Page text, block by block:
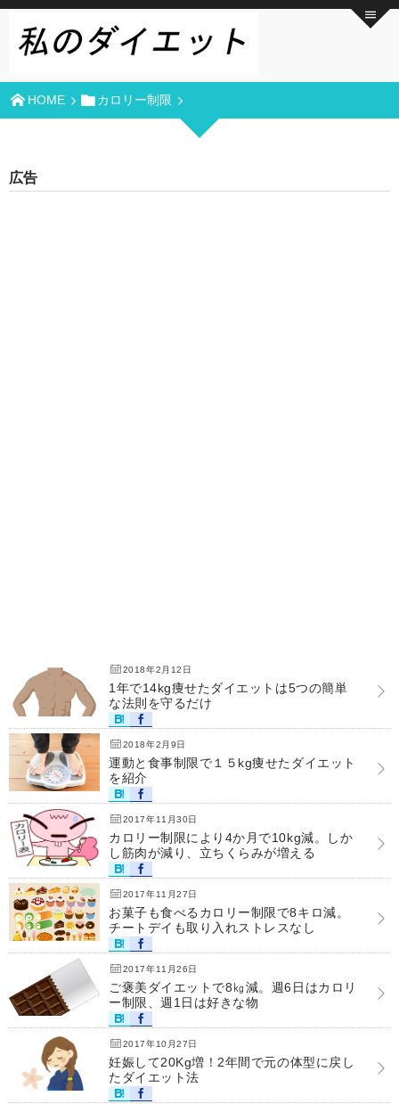
HOME カロリー制限
広告
2018年2月12日
1年で14kg痩せたダイエットは5つの簡単
な法則を守るだけ
2018年2月9日
運動と食事制限で１５kg痩せたダイエット
を紹介
2017年11月30日
カロリー制限により4か月で10kg減。しか
し筋肉が減り、立ちくらみが増える
2017年11月27日
お菓子も食べるカロリー制限で8キロ減。
チートデイも取り入れストレスなし
2017年11月26日
ご褒美ダイエットで8㎏減。週6日はカロリ
ー制限、週1日は好きな物
2017年10月27日
妊娠して20Kg増！2年間で元の体型に戻し
たダイエット法